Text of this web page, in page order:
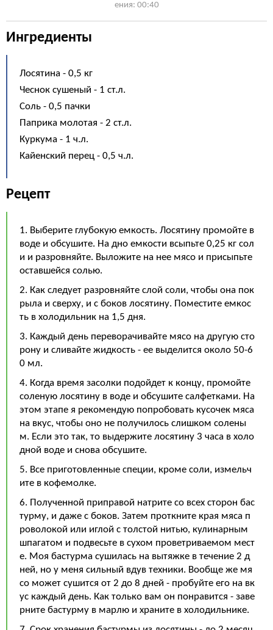
ения: 00:40
Ингредиенты
Лосятина - 0,5 кг
Чеснок сушеный - 1 ст.л.
Соль - 0,5 пачки
Паприка молотая - 2 ст.л.
Куркума - 1 ч.л.
Кайенский перец - 0,5 ч.л.
Рецепт
1. Выберите глубокую емкость. Лосятину промойте в
воде и обсушите. На дно емкости всыпьте 0,25 кг сол
и и разровняйте. Выложите на нее мясо и присыпьте
оставшейся солью.
2. Как следует разровняйте слой соли, чтобы она пок
рыла и сверху, и с боков лосятину. Поместите емкос
ть в холодильник на 1,5 дня.
3. Каждый день переворачивайте мясо на другую сто
рону и сливайте жидкость - ее выделится около 50-6
0 мл.
4. Когда время засолки подойдет к концу, промойте
соленую лосятину в воде и обсушите салфетками. На
этом этапе я рекомендую попробовать кусочек мяса
на вкус, чтобы оно не получилось слишком солены
м. Если это так, то выдержите лосятину 3 часа в холо
дной воде и снова обсушите.
5. Все приготовленные специи, кроме соли, измельч
ите в кофемолке.
6. Полученной приправой натрите со всех сторон бас
турму, и даже с боков. Затем проткните края мяса п
роволокой или иглой с толстой нитью, кулинарным
шпагатом и подвесьте в сухом проветриваемом мест
е. Моя бастурма сушилась на вытяжке в течение 2 д
ней, но у меня сильный вдув техники. Вообще же мя
со может сушится от 2 до 8 дней - пробуйте его на вк
ус каждый день. Как только вам он понравится - заве
рните бастурму в марлю и храните в холодильнике.